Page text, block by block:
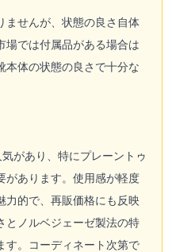
ませんが、状態の良さ自体
場では付属品がある場合は
本体の状態の良さで十分な
があり、特にプレーントゥ
があります。使用感が軽度
力的で、再販価格にも反映
とノルベジェーゼ製法の特
す。コーディネート次第で